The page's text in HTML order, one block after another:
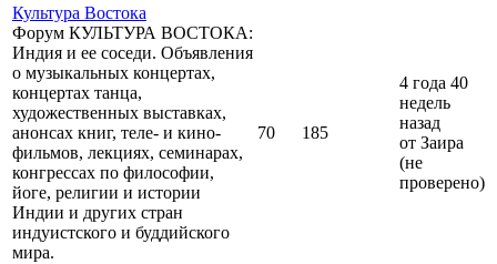
Культура Востока
Форум КУЛЬТУРА ВОСТОКА:
Индия и ее соседи. Объявления
о музыкальных концертах,
концертах танца,
художественных выставках,
анонсах книг, теле- и кино-
фильмов, лекциях, семинарах,
конгрессах по философии,
йоге, религии и истории
Индии и других стран
индуистского и буддийского
мира.
70 185
4 года 40
недель
назад
от Заира
(не
проверено)